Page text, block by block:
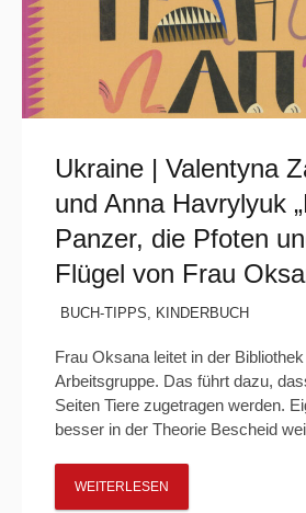
Ukraine | Valentyna
und Anna Havrylyuk
Panzer, die Pfoten
Flügel von Frau
BUCH-TIPPS, KINDERBUCH
Frau Oksana leitet in der
Arbeitsgruppe. Das führt dazu,
Seiten Tiere zugetragen werden.
besser in der Theorie Bescheid
WEITERLESEN